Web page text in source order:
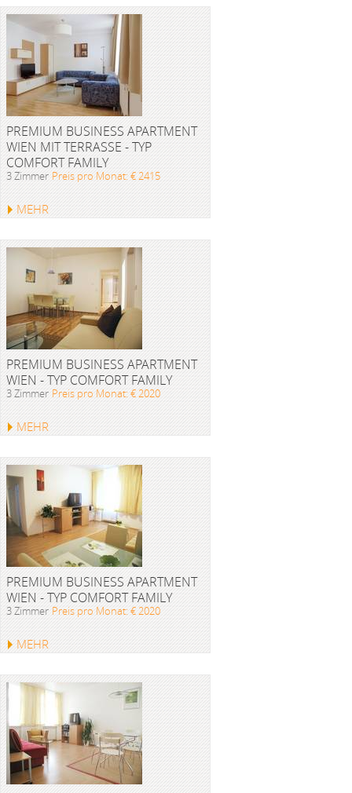
PREMIUM BUSINESS APARTMENT
WIEN MIT TERRASSE - TYP
COMFORT FAMILY
3 Zimmer Preis pro Monat: € 2415
MEHR
PREMIUM BUSINESS APARTMENT
WIEN - TYP COMFORT FAMILY
3 Zimmer Preis pro Monat: € 2020
MEHR
PREMIUM BUSINESS APARTMENT
WIEN - TYP COMFORT FAMILY
3 Zimmer Preis pro Monat: € 2020
MEHR